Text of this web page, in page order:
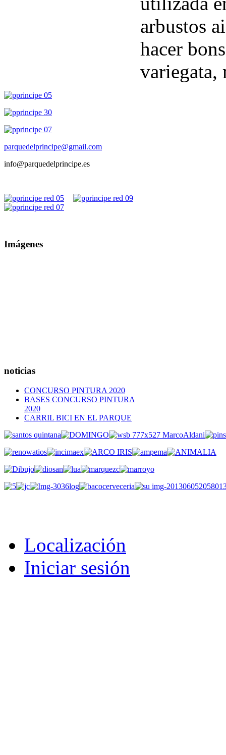
arbustos
hacer
parquedelprincipe@gmail.com
info@parquedelprincipe.es
Imágenes
noticias
CONCURSO PINTURA 2020
BASES CONCURSO PINTURA
2020
CARRIL BICI EN EL PARQUE
Localización
Iniciar sesión